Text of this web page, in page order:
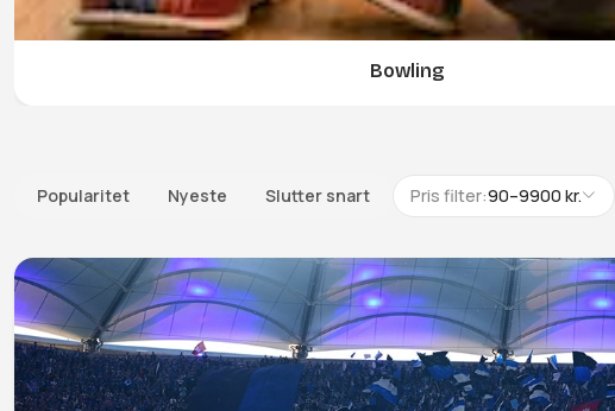
Bowling
Popularitet Nyeste Slutter snart Pris filter:90–9900 kr.